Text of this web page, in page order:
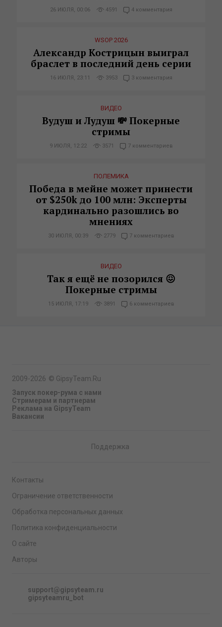
26 ИЮЛЯ, 00:06 4591 4 комментария
WSOP 2026
Александр Кострицын выиграл
браслет в последний день серии
16 ИЮЛЯ, 23:11 3953 3 комментария
ВИДЕО
Вудуш и Лудуш 💸 Покерные
стримы
9 ИЮЛЯ, 12:22 3571 7 комментариев
ПОЛЕМИКА
Победа в мейне может принести
от $250k до 100 млн: Эксперты
кардинально разошлись во
мнениях
30 ИЮЛЯ, 00:39 2779 7 комментариев
ВИДЕО
Так я ещё не позорился 😖
Покерные стримы
15 ИЮЛЯ, 17:19 3891 6 комментариев
Поддержка
2009-2026 © GipsyTeam.Ru
Запуск покер-рума с нами
Стримерам и партнерам
Реклама на GipsyTeam
Вакансии
Контакты
Ограничение ответственности
Обработка персональных данных
Политика конфиденциальности
О сайте
Авторы
support@gipsyteam.ru
gipsyteamru_bot